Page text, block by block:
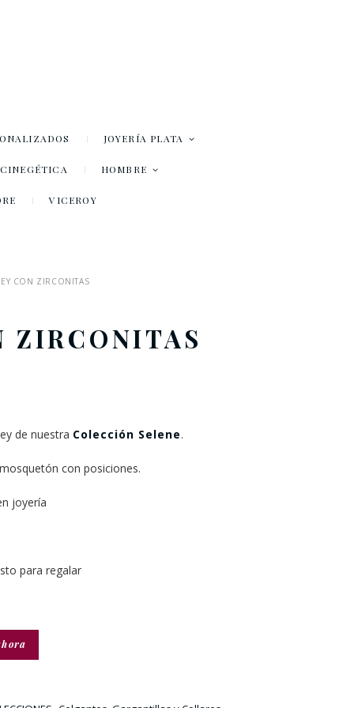
JOYERÍA PLATA
HOMBRE
VICEROY
CON ZIRCONITAS
ZIRCONITAS
de nuestra Colección Selene.
con posiciones.
joyería
para regalar